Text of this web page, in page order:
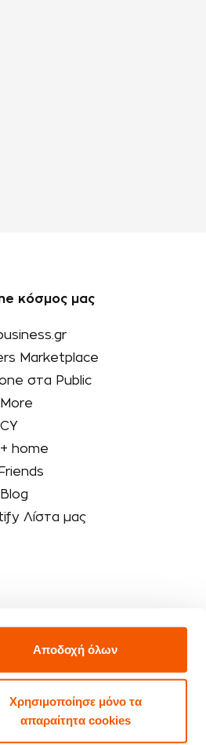
Αποδοχή όλων
Χρησιμοποίησε μόνο τα
απαραίτητα cookies
κόσμος μας
Marketplace
στα Public
home
Λίστα μας